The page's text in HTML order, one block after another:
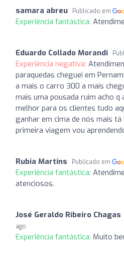
samara abreu Publicado em
Experiência fantástica:
Eduardo Collado Morandi
Experiência negativa:
paraquedas cheguei em
a mais o carro 300 a mais
mais uma pousada ruim acho q
melhor para os clientes tudo
ganhar em cima de nós mais
primeira viagem vou
Rubia Martins Publicado em
Experiência fantástica:
atenciosos.
José Geraldo Ribeiro Chagas
ago
Experiência fantástica: Muito